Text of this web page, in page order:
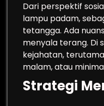
Dari perspektif
lampu padam,
tetangga. Ada
menyala terang. Di
kejahatan,
malam, atau
Strategi